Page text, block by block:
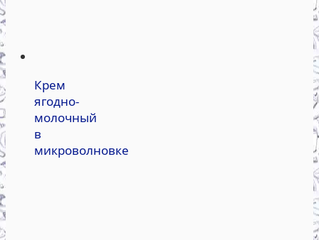
Крем
ягодно-
молочный
в
микроволновке